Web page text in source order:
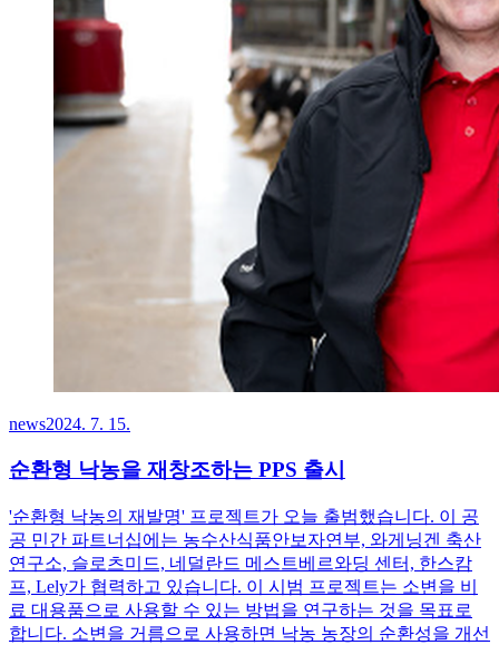
news2024. 7. 15.
순환형 낙농을 재창조하는 PPS 출시
'순환형 낙농의 재발명' 프로젝트가 오늘 출범했습니다. 이 공
공 민간 파트너십에는 농수산식품안보자연부, 와게닝겐 축산
연구소, 슬로츠미드, 네덜란드 메스트베르와딩 센터, 한스캄
프, Lely가 협력하고 있습니다. 이 시범 프로젝트는 소변을 비
료 대용품으로 사용할 수 있는 방법을 연구하는 것을 목표로
합니다. 소변을 거름으로 사용하면 낙농 농장의 순환성을 개선